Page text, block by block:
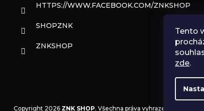
Tento
zde.
HTTPS://WWW.FACEBOOK.COM/ZNKSHOP
SHOPZNK
ZNKSHOP
Copyright 2026 ZNK SHOP. Všechna práva vyhrazena.